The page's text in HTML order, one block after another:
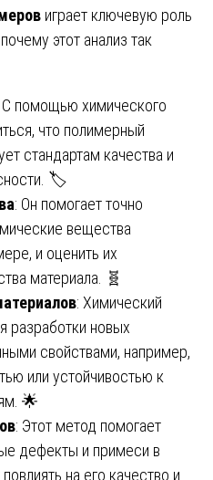
играет ключевую роль
этот анализ так
С помощью химического
что полимерный
стандартам качества и
🏷️
: Он помогает точно
вещества
и оценить их
материала. 🧬
: Химический
разработки новых
свойствами, например,
или устойчивостью к
🌟
: Этот метод помогает
дефекты и примеси в
на его качество и